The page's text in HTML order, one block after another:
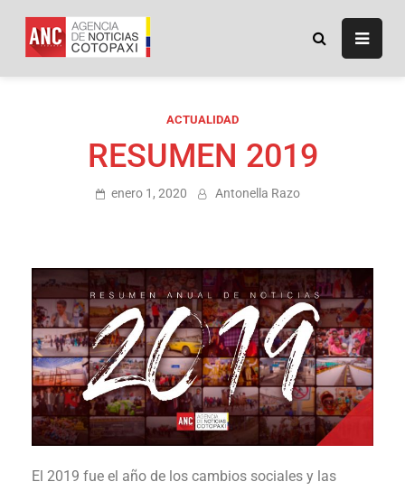
Agencia de Noticias
ACTUALIDAD
RESUMEN 2019
enero 1, 2020 Antonella Razo
El 2019 fue el año de los cambios sociales y las